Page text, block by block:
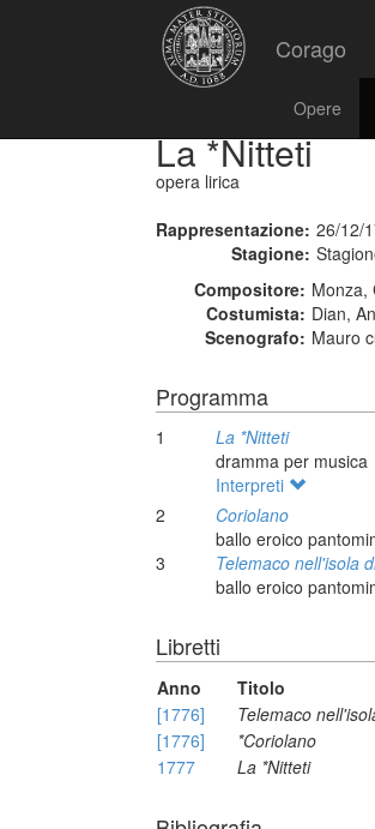
Corago
Opere
La *Nitteti
opera lirica
Rappresentazione: 26/12/
Stagione:
Compositore: Monza,
Costumista: Dian,
Scenografo: Mauro
Programma
1
La *Nitteti
dramma per musica
Interpreti
2
Coriolano
ballo eroico
3
Telemaco nell'isola
ballo eroico
Libretti
Anno
Titolo
[1776]
Telemaco
[1776]
*Coriolano
1777
La *Nitteti